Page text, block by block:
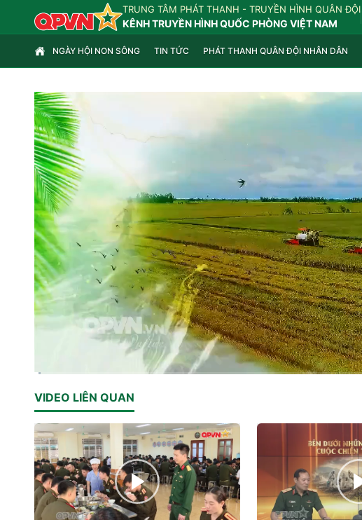
TRUNG TÂM PHÁT THANH - TRUYỀN HÌNH QUÂN ĐỘI
KÊNH TRUYỀN HÌNH QUỐC PHÒNG VIỆT NAM
NGÀY HỘI NON SÔNG TIN TỨC PHÁT THANH QUÂN ĐỘI NHÂN DÂN
VIDEO LIÊN QUAN